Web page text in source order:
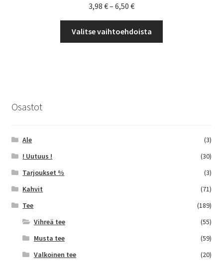
3,98 €– 6,50 €Hintaluokka:
3,98 €
-
6,50 €
Valitse vaihtoehdoista
Osastot
Ale
(3)
! Uutuus !
(30)
Tarjoukset %
(3)
Kahvit
(71)
Tee
(189)
Vihreä tee
(55)
Musta tee
(59)
Valkoinen tee
(20)